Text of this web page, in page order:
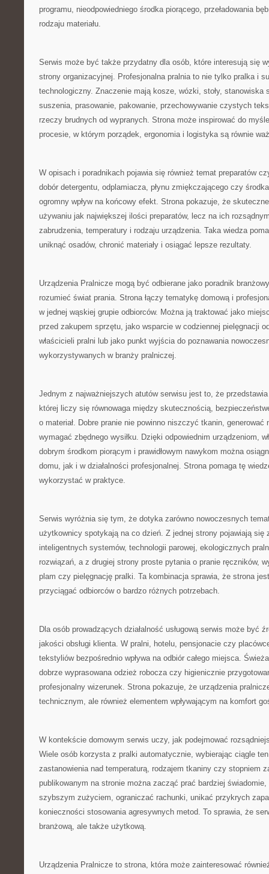
programu, nieodpowiedniego środka piorącego, przeładowania
rodzaju materiału.
Serwis może być także przydatny dla osób, które interesują się
strony organizacyjnej. Profesjonalna pralnia to nie tylko pralka i
technologiczny. Znaczenie mają kosze, wózki, stoły, stanowiska
suszenia, prasowanie, pakowanie, przechowywanie czystych
rzeczy brudnych od wypranych. Strona może inspirować do
procesie, w którym porządek, ergonomia i logistyka są równie
W opisach i poradnikach pojawia się również temat preparatów
dobór detergentu, odplamiacza, płynu zmiękczającego czy
ogromny wpływ na końcowy efekt. Strona pokazuje, że
używaniu jak największej ilości preparatów, lecz na ich
zabrudzenia, temperatury i rodzaju urządzenia. Taka wiedza
uniknąć osadów, chronić materiały i osiągać lepsze rezultaty.
Urządzenia Pralnicze mogą być odbierane jako poradnik
rozumieć świat prania. Strona łączy tematykę domową i
w jednej wąskiej grupie odbiorców. Można ją traktować jako
przed zakupem sprzętu, jako wsparcie w codziennej pielęgnacji
właścicieli pralni lub jako punkt wyjścia do poznawania
wykorzystywanych w branży pralniczej.
Jednym z najważniejszych atutów serwisu jest to, że
której liczy się równowaga między skutecznością,
o materiał. Dobre pranie nie powinno niszczyć tkanin, generować
wymagać zbędnego wysiłku. Dzięki odpowiednim urządzeniom,
dobrym środkom piorącym i prawidłowym nawykom można
domu, jak i w działalności profesjonalnej. Strona pomaga tę
wykorzystać w praktyce.
Serwis wyróżnia się tym, że dotyka zarówno nowoczesnych
użytkownicy spotykają na co dzień. Z jednej strony pojawiają się
inteligentnych systemów, technologii parowej, ekologicznych
rozwiązań, a z drugiej strony proste pytania o pranie ręczników,
plam czy pielęgnację pralki. Ta kombinacja sprawia, że strona
przyciągać odbiorców o bardzo różnych potrzebach.
Dla osób prowadzących działalność usługową serwis może być
jakości obsługi klienta. W pralni, hotelu, pensjonacie czy
tekstyliów bezpośrednio wpływa na odbiór całego miejsca.
dobrze wyprasowana odzież robocza czy higienicznie
profesjonalny wizerunek. Strona pokazuje, że urządzenia
technicznym, ale również elementem wpływającym na komfort
W kontekście domowym serwis uczy, jak podejmować
Wiele osób korzysta z pralki automatycznie, wybierając ciągle
zastanowienia nad temperaturą, rodzajem tkaniny czy stopniem
publikowanym na stronie można zacząć prać bardziej
szybszym zużyciem, ograniczać rachunki, unikać przykrych
konieczności stosowania agresywnych metod. To sprawia, że
branżową, ale także użytkową.
Urządzenia Pralnicze to strona, która może zainteresować